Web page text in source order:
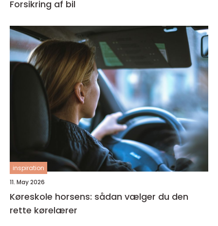
Forsikring af bil
inspiration
11. May 2026
Køreskole horsens: sådan vælger du den
rette kørelærer